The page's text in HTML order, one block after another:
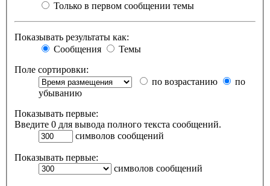
Только в первом сообщении темы
Показывать результаты как:
Сообщения
Темы
Поле сортировки:
по возрастанию
по
убыванию
Показывать первые:
Введите 0 для вывода полного текста сообщений.
символов сообщений
Показывать первые:
символов сообщений